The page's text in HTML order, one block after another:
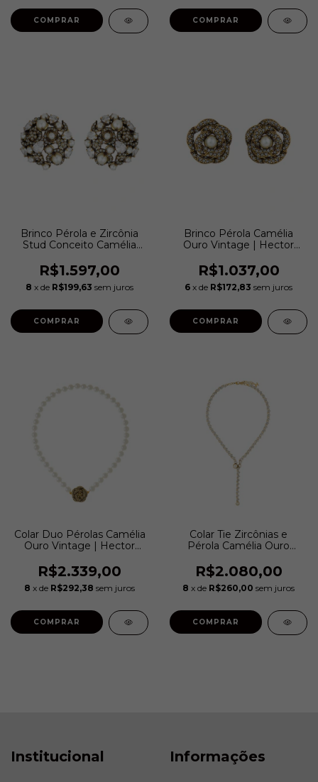
COMPRAR COMPRAR
Brinco Pérola e Zircônia
Stud Conceito Camélia
Albertazzi
R$1.597,00
8 x de R$199,63 sem juros
COMPRAR
Brinco Pérola Camélia
Ouro Vintage | Hector
R$1.037,00
6 x de R$172,83 sem juros
COMPRAR
Colar Duo Pérolas Camélia
Ouro Vintage | Hector
R$2.339,00
8 x de R$292,38 sem juros
COMPRAR
Colar Tie Zircônias e
Pérola Camélia Ouro
Albertazzi
R$2.080,00
8 x de R$260,00 sem juros
COMPRAR
Institucional Informações